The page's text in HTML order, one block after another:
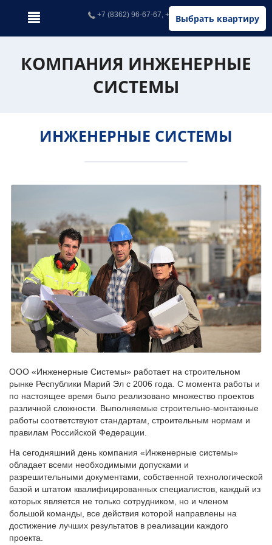
Выбрать квартиру
+7 (8362) 96-67-67, +7 (902) 326-67-67
КОМПАНИЯ ИНЖЕНЕРНЫЕ
СИСТЕМЫ
ИНЖЕНЕРНЫЕ СИСТЕМЫ
ООО «Инженерные Системы» работает на строительном
рынке Республики Марий Эл с 2006 года. С момента работы и
по настоящее время было реализовано множество проектов
различной сложности. Выполняемые строительно-монтажные
работы соответствуют стандартам, строительным нормам и
правилам Российской Федерации.
На сегодняшний день компания «Инженерные системы»
обладает всеми необходимыми допусками и
разрешительными документами, собственной технологической
базой и штатом квалифицированных специалистов, каждый из
которых является не только сотрудником, но и членом
большой команды, все действия которой направлены на
достижение лучших результатов в реализации каждого
проекта.